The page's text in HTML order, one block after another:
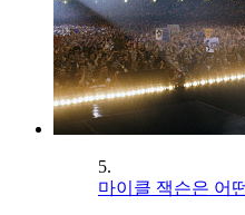
5.
마이클 잭슨은 어